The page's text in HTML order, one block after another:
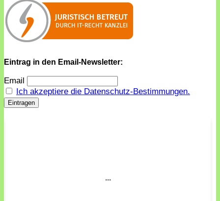
Eintrag in den Email-Newsletter:
Email
Ich akzeptiere die Datenschutz-Bestimmungen.